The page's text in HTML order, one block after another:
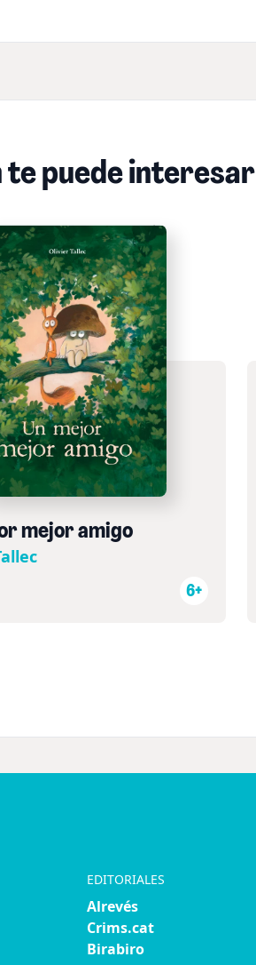
te puede interesar
mejor amigo
6+
EDITORIALES
Alrevés
Crims.cat
Birabiro